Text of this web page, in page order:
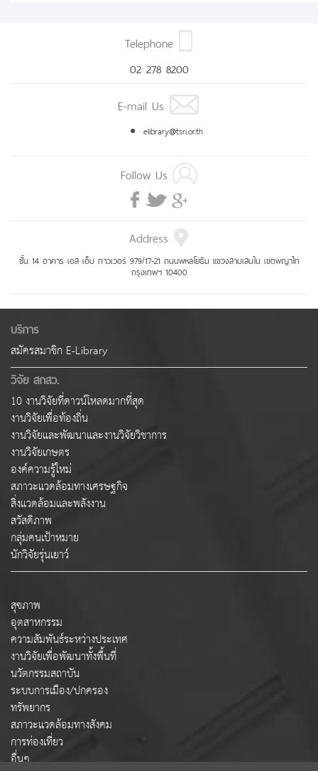
Telephone
02 278 8200
E-mail Us
elibrary@tsri.or.th
Follow Us
Address
ชั้น 14 อาคาร เอส เอ็ม ทาวเวอร์ 979/17-21 ถนนพหลโยธิน แขวงสามเสนใน เขตพญาไท
กรุงเทพฯ 10400
บริการ
สมัครสมาชิก E-Library
วิจัย สกสว.
10 งานวิจัยที่ดาวน์โหลดมากที่สุด
งานวิจัยเพื่อท้องถิ่น
งานวิจัยและพัฒนาและงานวิจัยวิชาการ
งานวิจัยเกษตร
องค์ความรู้ใหม่
สภาวะแวดล้อมทางเศรษฐกิจ
สิ่งแวดล้อมและพลังงาน
สวัสดิภาพ
กลุ่มคนเป้าหมาย
นักวิจัยรุ่นเยาว์
สุขภาพ
อุตสาหกรรม
ความสัมพันธ์ระหว่างประเทศ
งานวิจัยเพื่อพัฒนาทั้งพื้นที่
นวัตกรรมสถาบัน
ระบบการเมือง/ปกครอง
ทรัพยากร
สภาวะแวดล้อมทางสังคม
การท่องเที่ยว
อื่นๆ